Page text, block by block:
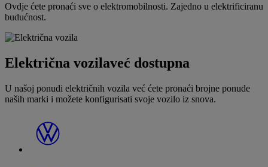
Ovdje ćete pronaći sve o elektromobilnosti. Zajedno u elektrificiranu
budućnost.
Električna vozilaveć dostupna
U našoj ponudi električnih vozila već ćete pronaći brojne ponude
naših marki i možete konfigurisati svoje vozilo iz snova.